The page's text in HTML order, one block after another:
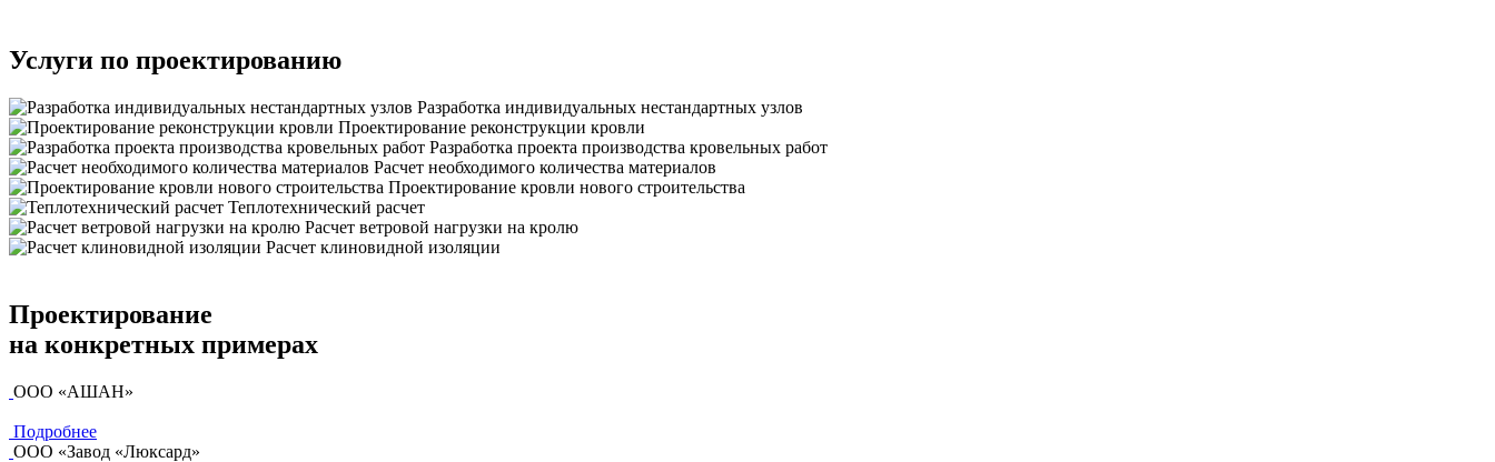
Услуги по проектированию
Разработка индивидуальных нестандартных узлов
Проектирование реконструкции кровли
Разработка проекта производства кровельных работ
Расчет необходимого количества материалов
Проектирование кровли нового строительства
Теплотехнический расчет
Расчет ветровой нагрузки на кролю
Расчет клиновидной изоляции
Проектирование
на конкретных примерах
ООО «АШАН»
Подробнее
ООО «Завод «Люксард»